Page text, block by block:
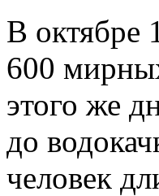
В октябре
600
этого же
до
человек